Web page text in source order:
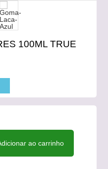
100ML TRUE
ao carrinho